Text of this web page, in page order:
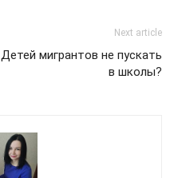
Next article
Детей мигрантов не пускать
в школы?